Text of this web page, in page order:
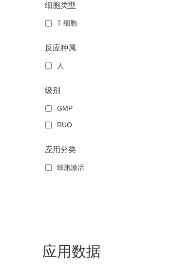
细胞类型
T 细胞
反应种属
人
级别
GMP
RUO
应用分类
细胞激活
应用数据